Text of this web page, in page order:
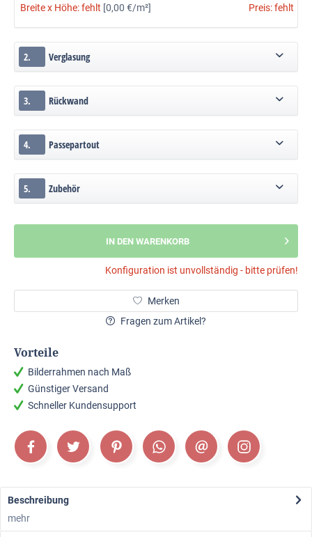
Breite x Höhe:fehlt [0,00 €/m²] Preis:fehlt
2. Verglasung
3. Rückwand
4. Passepartout
5. Zubehör
IN DEN WARENKORB
Konfiguration ist unvollständig - bitte prüfen!
Merken
Fragen zum Artikel?
Vorteile
Bilderrahmen nach Maß
Günstiger Versand
Schneller Kundensupport
Beschreibung
mehr